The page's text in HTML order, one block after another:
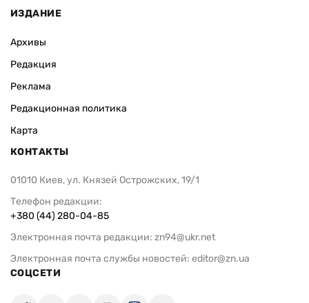
ИЗДАНИЕ
Архивы
Редакция
Реклама
Редакционная политика
Карта
КОНТАКТЫ
01010 Киев, ул. Князей Острожских, 19/1
Телефон редакции:
+380 (44) 280-04-85
Электронная почта редакции: zn94@ukr.net
Электронная почта службы новостей: editor@zn.ua
СОЦСЕТИ